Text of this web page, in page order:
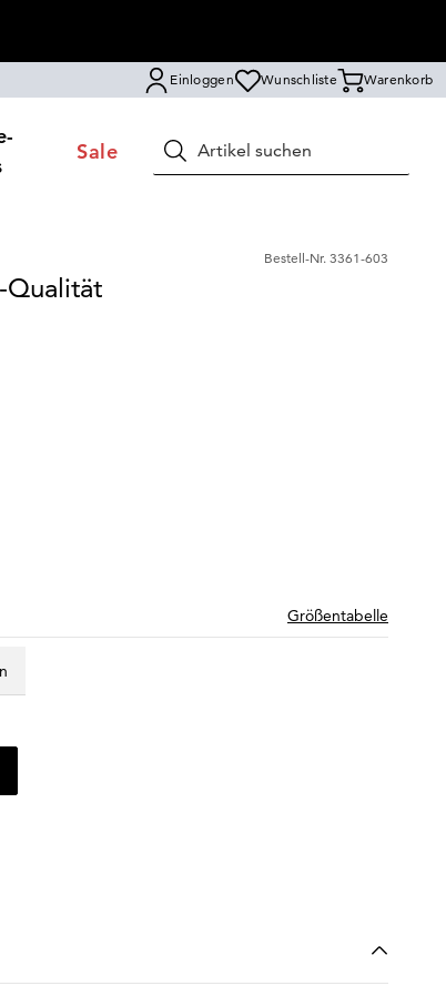
Einloggen Wunschliste Warenkorb
Sale Suchen
Bestell-Nr. 3361-603
Qualität
Größentabelle